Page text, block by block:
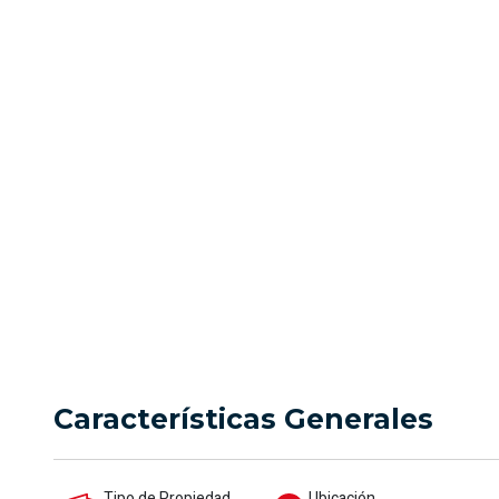
Características Generales